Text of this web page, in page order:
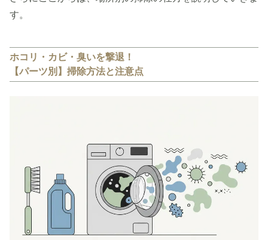
す。
ホコリ・カビ・臭いを撃退！
【パーツ別】掃除方法と注意点